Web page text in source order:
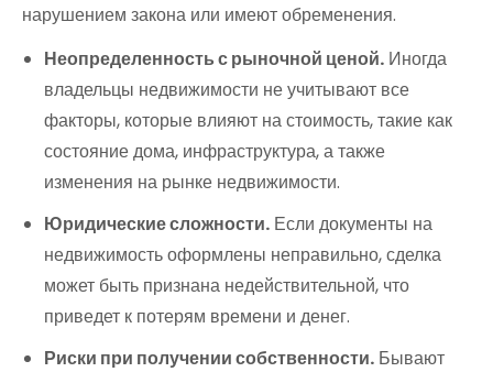
нарушением закона или имеют обременения.
Неопределенность с рыночной ценой. Иногда
владельцы недвижимости не учитывают все
факторы, которые влияют на стоимость, такие как
состояние дома, инфраструктура, а также
изменения на рынке недвижимости.
Юридические сложности. Если документы на
недвижимость оформлены неправильно, сделка
может быть признана недействительной, что
приведет к потерям времени и денег.
Риски при получении собственности. Бывают